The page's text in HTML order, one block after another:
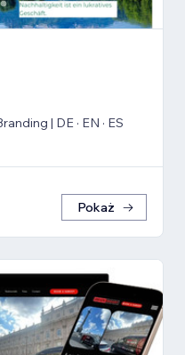
| DE · EN · ES
Pokaż